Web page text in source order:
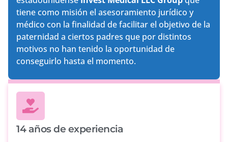
tiene como misión el asesoramiento jurídico y
médico con la finalidad de facilitar el objetivo de la
paternidad a ciertos padres que por distintos
motivos no han tenido la oportunidad de
conseguirlo hasta el momento.
14 años de experiencia